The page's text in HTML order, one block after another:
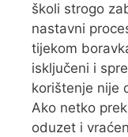
školi strogo
nastavni
tijekom
isključeni i
korištenje nije
Ako netko
oduzet i